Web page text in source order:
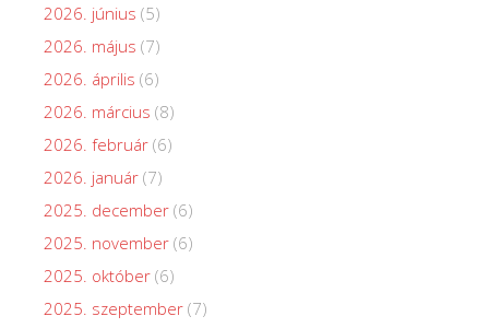
2026. június (5)
2026. május (7)
2026. április (6)
2026. március (8)
2026. február (6)
2026. január (7)
2025. december (6)
2025. november (6)
2025. október (6)
2025. szeptember (7)